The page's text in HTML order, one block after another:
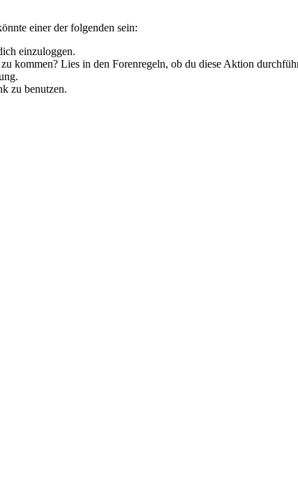
einer der folgenden sein:
einzuloggen.
kommen? Lies in den Forenregeln, ob du diese Aktion
zu benutzen.